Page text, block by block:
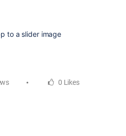
to a slider image
0 Likes